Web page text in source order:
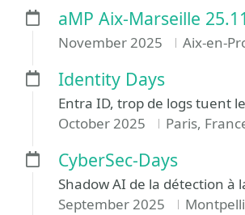
aMP Aix-Marseille
November 2025 Aix-en-
Identity Days
Entra ID, trop de logs tuent
October 2025
Paris,
CyberSec-Days
Shadow AI de la détection à
September 2025